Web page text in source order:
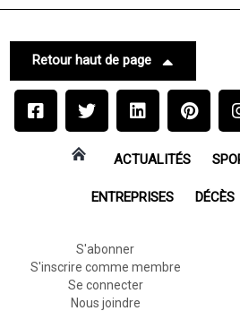
Retour haut de page
ACTUALITÉS
ENTREPRISES DÉCÈS
S'abonner
S'inscrire comme membre
Se connecter
Nous joindre